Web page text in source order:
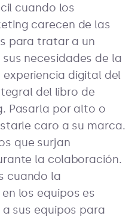
cuando los
carecen de las
para tratar a un
necesidades de la
digital del
del libro de
Pasarla por alto o
caro a su marca.
que surjan
la colaboración.
cuando la
los equipos es
sus equipos para